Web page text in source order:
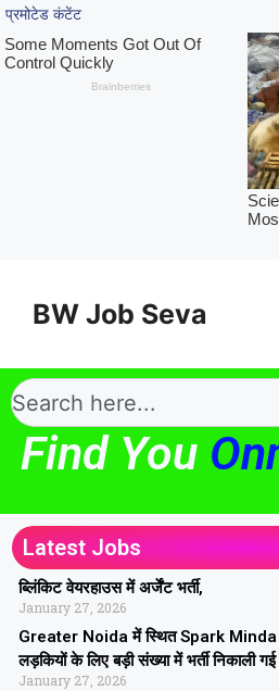
BW Job Seva
Find You
Latest Jobs
ब्लिंकिट वेयरहाउस में अर्जेंट भर्ती,
January 27, 2026
Greater Noida में स्थित Spark
लड़कियों के लिए बड़ी संख्या में भर्ती निकाली
January 27, 2026